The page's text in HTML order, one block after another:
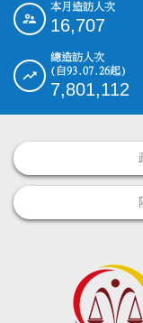
::: 本月造訪人次
16,707
總造訪人次
(自93.07.26起)
7,801,112